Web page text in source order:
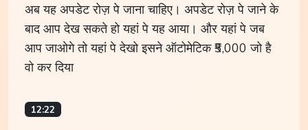
अब यह अपडेट रोज़ पे जाना चाहिए। अपडेट रोज़ पे जाने के
बाद आप देख सकते हो यहां पे यह आया। और यहां पे जब
आप जाओगे तो यहां पे देखो इसने ऑटोमेटिक ₹5,000 जो है
वो कर दिया
12:22